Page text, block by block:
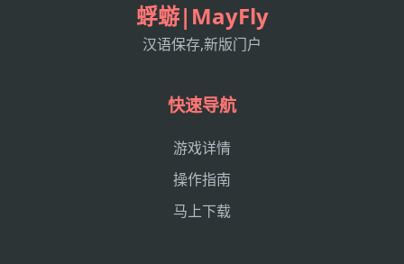
蜉蝣|MayFly
汉语保存,新版门户
快速导航
游戏详情
操作指南
马上下载